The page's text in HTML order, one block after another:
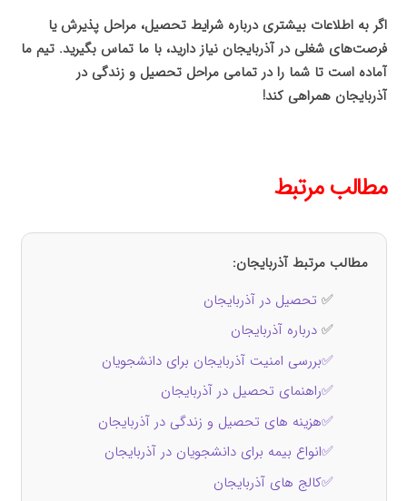
اگر به اطلاعات بیشتری درباره شرایط تحصیل، مراحل پذیرش یا
فرصت‌های شغلی در آذربایجان نیاز دارید، با ما تماس بگیرید. تیم ما
آماده است تا شما را در تمامی مراحل تحصیل و زندگی در
آذربایجان همراهی کند!
مطالب مرتبط
مطالب مرتبط آذربایجان:
✅ تحصیل در آذربایجان
✅ درباره آذربایجان
✅بررسی امنیت آذربایجان برای دانشجویان
✅راهنمای تحصیل در آذربایجان
✅هزینه‌ های تحصیل و زندگی در آذربایجان
✅انواع بیمه برای دانشجویان در آذربایجان
✅کالج های آذربایجان